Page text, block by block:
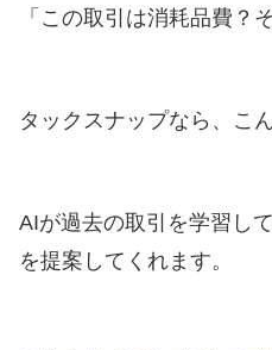
「この取引は消耗品費？
タックスナップなら、こ
AIが過去の取引を学習し
を提案してくれます。